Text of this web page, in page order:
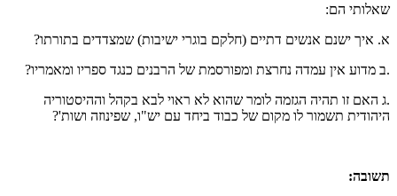
שאלותי הם:
א. איך ישנם אנשים דתיים (חלקם בוגרי ישיבות) שמצדדים בתורתו?
.ב מדוע אין עמדה נחרצת ומפורסמת של הרבנים כנגד ספריו ומאמריו?
.ג האם זו תהיה הגזמה לומר שהוא לא ראוי לבא בקהל וההיסטוריה
היהודית תשמור לו מקום של כבוד ביחד עם יש"ו, שפינוזה ושות'?
תשובה: